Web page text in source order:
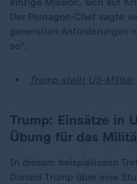
Der Pentagon-Chef sagte
generellen Anforderungen
so".
Trump stellt US-
Trump: Einsätze in
Übung für das
In diesem beispiellosen
Donald Trump über eine